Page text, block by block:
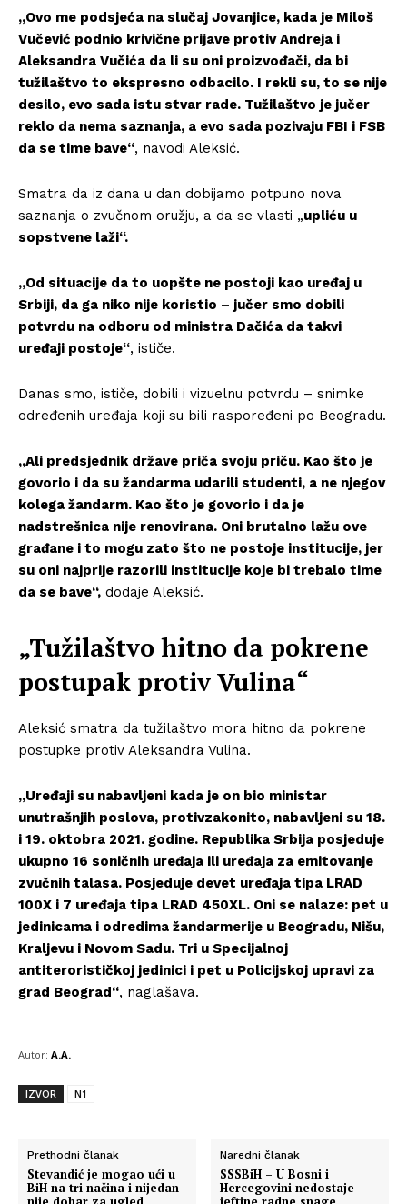
„Ovo me podsjeća na slučaj Jovanjice, kada je Miloš
Vučević podnio krivične prijave protiv Andreja i
Aleksandra Vučića da li su oni proizvođači, da bi
tužilaštvo to ekspresno odbacilo. I rekli su, to se nije
desilo, evo sada istu stvar rade. Tužilaštvo je jučer
reklo da nema saznanja, a evo sada pozivaju FBI i FSB
da se time bave“, navodi Aleksić.
Smatra da iz dana u dan dobijamo potpuno nova
saznanja o zvučnom oružju, a da se vlasti „upliću u
sopstvene laži“.
„Od situacije da to uopšte ne postoji kao uređaj u
Srbiji, da ga niko nije koristio – jučer smo dobili
potvrdu na odboru od ministra Dačića da takvi
uređaji postoje“, ističe.
Danas smo, ističe, dobili i vizuelnu potvrdu – snimke
određenih uređaja koji su bili raspoređeni po Beogradu.
„Ali predsjednik države priča svoju priču. Kao što je
govorio i da su žandarma udarili studenti, a ne njegov
kolega žandarm. Kao što je govorio i da je
nadstrešnica nije renovirana. Oni brutalno lažu ove
građane i to mogu zato što ne postoje institucije, jer
su oni najprije razorili institucije koje bi trebalo time
da se bave“, dodaje Aleksić.
„Tužilaštvo hitno da pokrene
postupak protiv Vulina“
Aleksić smatra da tužilaštvo mora hitno da pokrene
postupke protiv Aleksandra Vulina.
„Uređaji su nabavljeni kada je on bio ministar
unutrašnjih poslova, protivzakonito, nabavljeni su 18.
i 19. oktobra 2021. godine. Republika Srbija posjeduje
ukupno 16 soničnih uređaja ili uređaja za emitovanje
zvučnih talasa. Posjeduje devet uređaja tipa LRAD
100X i 7 uređaja tipa LRAD 450XL. Oni se nalaze: pet u
jedinicama i odredima žandarmerije u Beogradu, Nišu,
Kraljevu i Novom Sadu. Tri u Specijalnoj
antiterorističkoj jedinici i pet u Policijskoj upravi za
grad Beograd“, naglašava.
Autor: A.A.
IZVOR N1
Prethodni članak
Stevandić je mogao ući u
BiH na tri načina i nijedan
Naredni članak
SSSBiH – U Bosni i
Hercegovini nedostaje